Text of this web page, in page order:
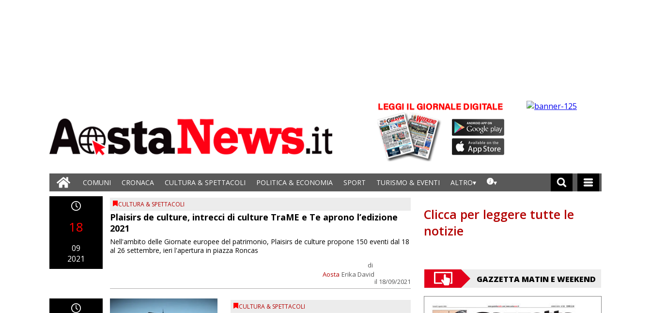
COMUNI CRONACA CULTURA & SPETTACOLI POLITICA & ECONOMIA SPORT TURISMO & EVENTI ALTRO
18
09
2021
CULTURA & SPETTACOLI
Plaisirs de culture, intrecci di culture TraME e Te aprono l’edizione
2021
Aosta
di
Erika David
il 18/09/2021
Nell'ambito delle Giornate europee del patrimonio, Plaisirs de culture propone 150 eventi dal 18
al 26 settembre, ieri l'apertura in piazza Roncas
CULTURA & SPETTACOLI
Clicca per leggere tutte le
notizie
GAZZETTA MATIN E WEEKEND